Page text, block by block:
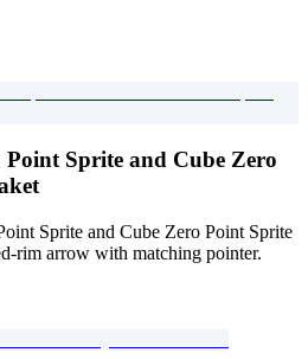
Sprite and Cube Zero
Sprite and Cube Zero Point Sprite
rim arrow with matching pointer.